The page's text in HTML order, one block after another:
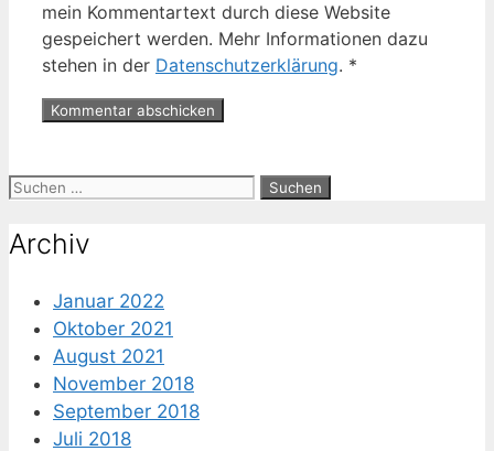
mein Kommentartext durch diese Website
gespeichert werden. Mehr Informationen dazu
stehen in der Datenschutzerklärung. *
Suche
Archiv
Januar 2022
Oktober 2021
August 2021
November 2018
September 2018
Juli 2018